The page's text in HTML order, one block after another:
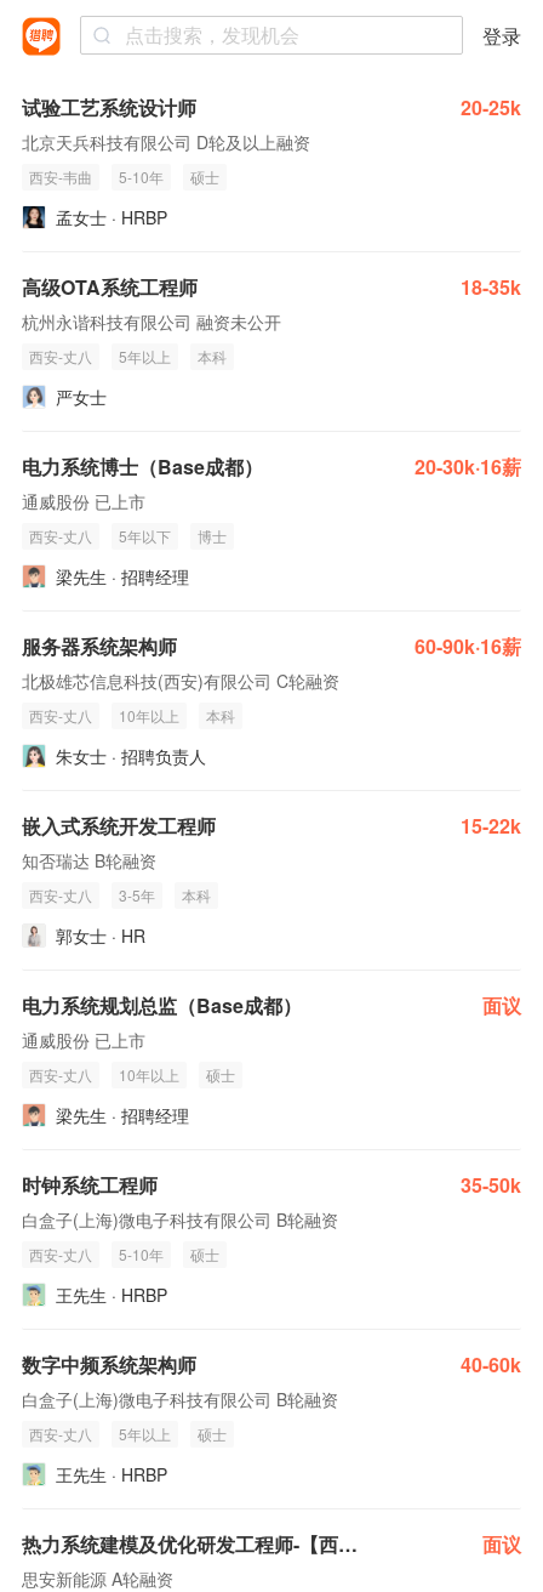
登录
试验工艺系统设计师 20-25k
北京天兵科技有限公司 D轮及以上融资
西安-韦曲 5-10年 硕士
孟女士 · HRBP
高级OTA系统工程师 18-35k
杭州永谐科技有限公司 融资未公开
西安-丈八 5年以上 本科
严女士
电力系统博士（Base成都） 20-30k·16薪
通威股份 已上市
西安-丈八 5年以下 博士
梁先生 · 招聘经理
服务器系统架构师 60-90k·16薪
北极雄芯信息科技(西安)有限公司 C轮融资
西安-丈八 10年以上 本科
朱女士 · 招聘负责人
嵌入式系统开发工程师 15-22k
知否瑞达 B轮融资
西安-丈八 3-5年 本科
郭女士 · HR
电力系统规划总监（Base成都） 面议
通威股份 已上市
西安-丈八 10年以上 硕士
梁先生 · 招聘经理
时钟系统工程师 35-50k
白盒子(上海)微电子科技有限公司 B轮融资
西安-丈八 5-10年 硕士
王先生 · HRBP
数字中频系统架构师 40-60k
白盒子(上海)微电子科技有限公司 B轮融资
西安-丈八 5年以上 硕士
王先生 · HRBP
热力系统建模及优化研发工程师-【西安】 面议
思安新能源 A轮融资